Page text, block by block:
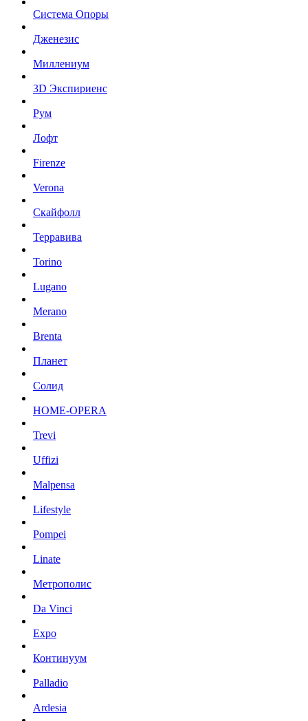
Система Опоры
Дженезис
Миллениум
3D Экспириенс
Рум
Лофт
Firenze
Verona
Скайфолл
Терравива
Torino
Lugano
Merano
Brenta
Планет
Солид
HOME-OPERA
Trevi
Uffizi
Malpensa
Lifestyle
Pompei
Linate
Метрополис
Da Vinci
Expo
Континуум
Palladio
Ardesia